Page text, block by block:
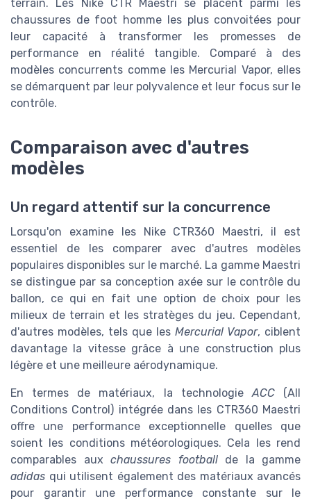
terrain. Les Nike CTR Maestri se placent parmi les
chaussures de foot homme les plus convoitées pour
leur capacité à transformer les promesses de
performance en réalité tangible. Comparé à des
modèles concurrents comme les Mercurial Vapor, elles
se démarquent par leur polyvalence et leur focus sur le
contrôle.
Comparaison avec d'autres
modèles
Un regard attentif sur la concurrence
Lorsqu'on examine les Nike CTR360 Maestri, il est
essentiel de les comparer avec d'autres modèles
populaires disponibles sur le marché. La gamme Maestri
se distingue par sa conception axée sur le contrôle du
ballon, ce qui en fait une option de choix pour les
milieux de terrain et les stratèges du jeu. Cependant,
d'autres modèles, tels que les Mercurial Vapor, ciblent
davantage la vitesse grâce à une construction plus
légère et une meilleure aérodynamique.
En termes de matériaux, la technologie ACC(All
Conditions Control) intégrée dans les CTR360 Maestri
offre une performance exceptionnelle quelles que
soient les conditions météorologiques. Cela les rend
comparables aux chaussures footballde la gamme
adidas qui utilisent également des matériaux avancés
pour garantir une performance constante sur le